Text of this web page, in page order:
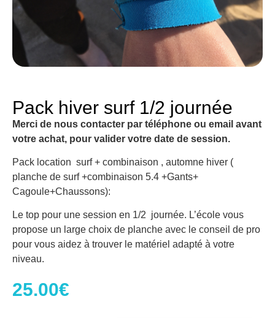
Pack hiver surf 1/2 journée
Merci de nous contacter par téléphone ou email avant
votre achat, pour valider votre date de session.
Pack location surf + combinaison , automne hiver (
planche de surf +combinaison 5.4 +Gants+
Cagoule+Chaussons):
Le top pour une session en 1/2 journée. L’école vous
propose un large choix de planche avec le conseil de pro
pour vous aidez à trouver le matériel adapté à votre
niveau.
25.00€